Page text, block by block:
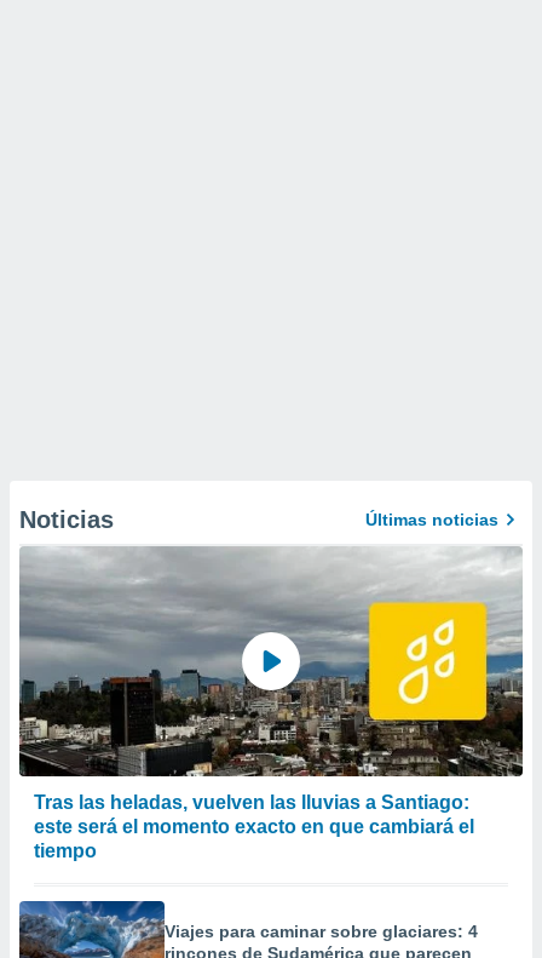
Noticias Últimas noticias
Tras las heladas, vuelven las lluvias a Santiago:
este será el momento exacto en que cambiará el
tiempo
Viajes para caminar sobre glaciares: 4
rincones de Sudamérica que parecen